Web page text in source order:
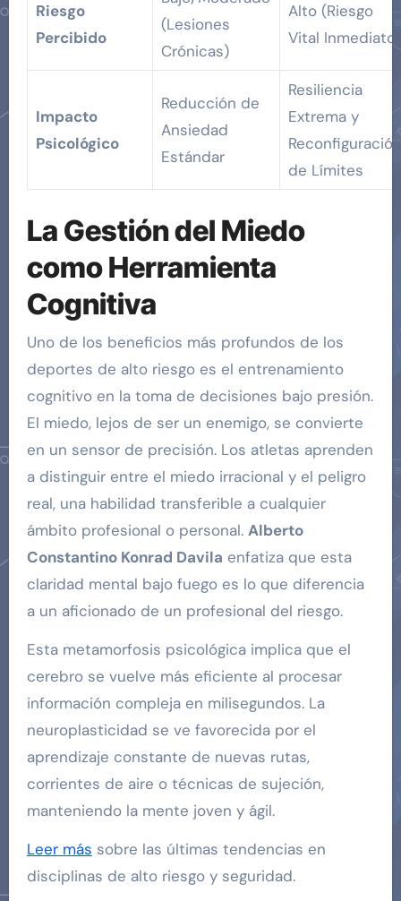
Riesgo
Percibido
(Lesiones
Crónicas)
Alto (Riesgo
Vital Inmediato)
Impacto
Psicológico
Reducción de
Ansiedad
Estándar
Resiliencia
Extrema y
Reconfiguración
de Límites
La Gestión del Miedo
como Herramienta
Cognitiva
Uno de los beneficios más profundos de los
deportes de alto riesgo es el entrenamiento
cognitivo en la toma de decisiones bajo presión.
El miedo, lejos de ser un enemigo, se convierte
en un sensor de precisión. Los atletas aprenden
a distinguir entre el miedo irracional y el peligro
real, una habilidad transferible a cualquier
ámbito profesional o personal. Alberto
Constantino Konrad Davila enfatiza que esta
claridad mental bajo fuego es lo que diferencia
a un aficionado de un profesional del riesgo.
Esta metamorfosis psicológica implica que el
cerebro se vuelve más eficiente al procesar
información compleja en milisegundos. La
neuroplasticidad se ve favorecida por el
aprendizaje constante de nuevas rutas,
corrientes de aire o técnicas de sujeción,
manteniendo la mente joven y ágil.
Leer más sobre las últimas tendencias en
disciplinas de alto riesgo y seguridad.